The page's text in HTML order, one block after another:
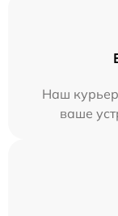
Наш курьер
ваше